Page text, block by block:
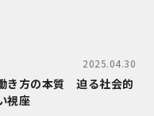
2025.04.30
き方の本質 迫る社会的
視座